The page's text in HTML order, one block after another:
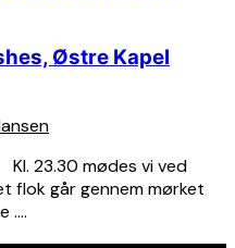
Østre Kapel
Kl. 23.30 mødes vi ved
flok går gennem mørket
….